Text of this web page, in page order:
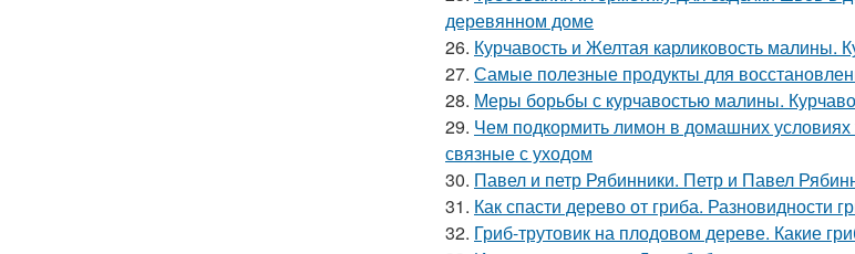
деревянном доме
26. Курчавость и Желтая карликовость малины.
27. Самые полезные продукты для
28. Меры борьбы с курчавостью малины.
29. Чем подкормить лимон в домашних
связные с уходом
30. Павел и петр Рябинники. Петр и Павел
31. Как спасти дерево от гриба. Разновидности
32. Гриб-трутовик на плодовом дереве. Какие